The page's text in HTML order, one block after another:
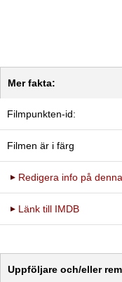
Mer fakta:
Filmpunkten-id:
Filmen är i färg
Redigera info på
Länk till IMDB
Uppföljare och/eller